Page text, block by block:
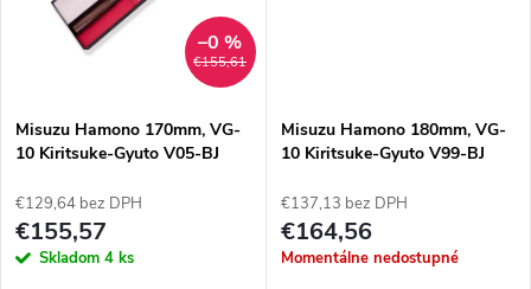
v
€155,61
–0 %
Misuzu Hamono 170mm, VG-
10 Kiritsuke-Gyuto V05-BJ
€129,64 bez DPH
€155,57
Skladom 4 ks
Misuzu Hamono 180mm, VG-
10 Kiritsuke-Gyuto V99-BJ
€137,13 bez DPH
€164,56
Momentálne nedostupné